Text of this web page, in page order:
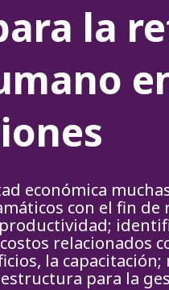
la
económica
con el fin de
relacionados
la
para la